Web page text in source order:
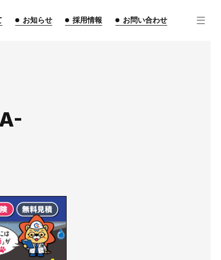
紹介 スタッフ紹介
チラシ
お知らせ 採用情報 お問い合わせ